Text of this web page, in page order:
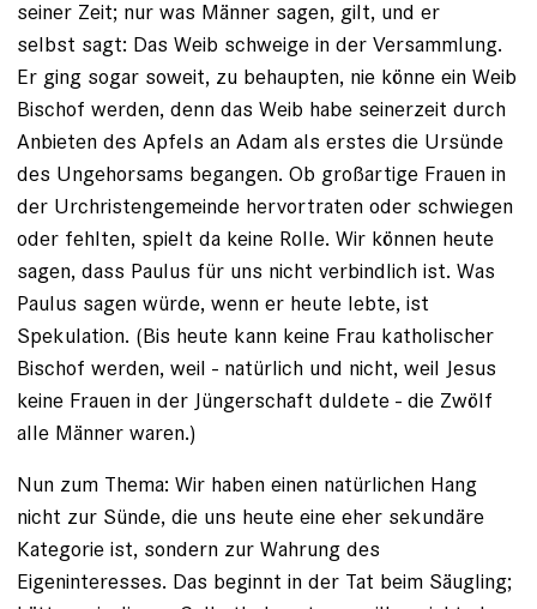
seiner Zeit; nur was Männer sagen, gilt, und er
selbst sagt: Das Weib schweige in der Versammlung.
Er ging sogar soweit, zu behaupten, nie könne ein Weib
Bischof werden, denn das Weib habe seinerzeit durch
Anbieten des Apfels an Adam als erstes die Ursünde
des Ungehorsams begangen. Ob großartige Frauen in
der Urchristengemeinde hervortraten oder schwiegen
oder fehlten, spielt da keine Rolle. Wir können heute
sagen, dass Paulus für uns nicht verbindlich ist. Was
Paulus sagen würde, wenn er heute lebte, ist
Spekulation. (Bis heute kann keine Frau katholischer
Bischof werden, weil - natürlich und nicht, weil Jesus
keine Frauen in der Jüngerschaft duldete - die Zwölf
alle Männer waren.)
Nun zum Thema: Wir haben einen natürlichen Hang
nicht zur Sünde, die uns heute eine eher sekundäre
Kategorie ist, sondern zur Wahrung des
Eigeninteresses. Das beginnt in der Tat beim Säugling;